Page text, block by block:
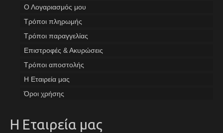
Ο Λογαριασμός μου
Tρόποι πληρωμής
Τρόποι παραγγελίας
Επιστροφές & Ακυρώσεις
Τρόποι αποστολής
Η Εταιρεία μας
Όροι χρήσης
Η Εταιρεία μας